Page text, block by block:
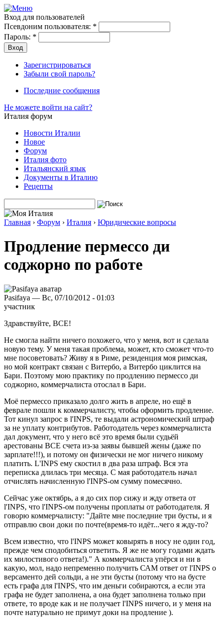
Вход для пользователей
Псевдоним пользователя: *
Пароль: *
Зарегистрироваться
Забыли свой пароль?
Последние сообщения
Не можете войти на сайт?
Италия форум
Новости Италии
Новое
Форум
Италия фото
Итальянский язык
Документы в Италию
Рецепты
Главная › Форум › Италия › Юридические вопросы
Продление пермессо ди
соджорно по работе
Pasifaya — Вс, 07/10/2012 - 01:03
участник
Здравствуйте, ВСЕ!
Не смогла найти ничего похожего, что у меня, вот и сделала
новую тему. У меня такая проблема, может, кто сможет что-то
мне посоветовать? Живу я в Риме, резиденция моя римская,
но мой контракт связан с Витербо, а Витербо циклится на
Бари. Поэтому мою практику по продлению пермессо ди
соджорно, коммерчалиста отослал в Бари.
Моё пермессо приказало долго жить в апреле, но ещё в
феврале пошли к коммерчалисту, чтобы оформить продление.
Тот кинул запрос в l'INPS, те выдали астрономический штраф
за не уплату контрибутов. Работодатель через коммерчалиста
дал документ, что у него всё это время были судьёй
арестованы ВСЕ счета из-за заявы бывшей жены (даже по
зарплате!!!), и потому он физически не мог ничего никому
платить. L'INPS ему скостил в два раза штраф. Вся эта
переписка длилась три месяца. С мая работодатель начал
отчислять начисленную l'INPS-ом сумму помесячно.
Сейчас уже октябрь, а я до сих пор сижу и жду ответа от
l'INPS, что l'INPS-ом получены проплаты от работодателя. Я
говорю коммерчалисту: "Дайте мне последние три бусты, и я
отправлю свои доки по почте(время-то идёт...чего я жду-то?
Всем известно, что l'INPS может ковырять в носу не один год,
прежде чем сподобиться ответить. Я же не могу годами ждать
их милостивого ответа!)." А коммерчалиста упёрся и ни в
какую, мол, надо непременно получить САМ ответ от l'INPS о
версаменто дей сольди, а не эти бусты (потому что на бусте
есть графа для l'INPS, что им деньги собираются, а если эта
графа не будет заполнена, а она будет заполнена только при
ответе, то вроде как и не получает l'INPS ничего, и у меня на
почте натурально не примут доки на продление ).